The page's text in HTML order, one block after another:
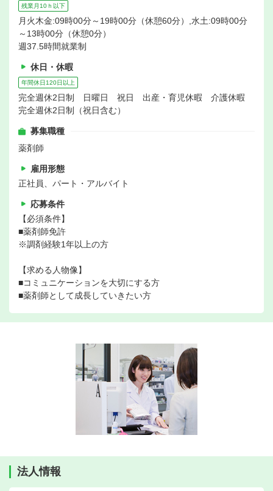
残業月10ｈ以下
月火木金:09時00分～19時00分（休憩60分）,水土:09時00分
～13時00分（休憩0分）
週37.5時間就業制
休日・休暇
年間休日120日以上
完全週休2日制 日曜日 祝日 出産・育児休暇 介護休暇
完全週休2日制（祝日含む）
募集職種
薬剤師
雇用形態
正社員、パート・アルバイト
応募条件
【必須条件】
■薬剤師免許
※調剤経験1年以上の方
【求める人物像】
■コミュニケーションを大切にする方
■薬剤師として成長していきたい方
法人情報